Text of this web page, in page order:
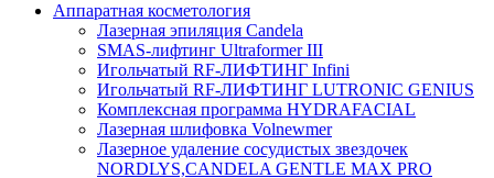
Аппаратная косметология
Лазерная эпиляция Candela
SMAS-лифтинг Ultraformer III
Игольчатый RF-ЛИФТИНГ Infini
Игольчатый RF-ЛИФТИНГ LUTRONIC GENIUS
Комплексная программа HYDRAFACIAL
Лазерная шлифовка Volnewmer
Лазерное удаление сосудистых звездочек
NORDLYS,CANDELA GENTLE MAX PRO